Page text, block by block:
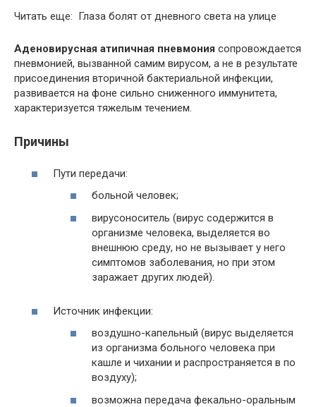
Читать еще: Глаза болят от дневного света на улице
Аденовирусная атипичная пневмония сопровождается
пневмонией, вызванной самим вирусом, а не в результате
присоединения вторичной бактериальной инфекции,
развивается на фоне сильно сниженного иммунитета,
характеризуется тяжелым течением.
Причины
Пути передачи:
больной человек;
вирусоноситель (вирус содержится в
организме человека, выделяется во
внешнюю среду, но не вызывает у него
симптомов заболевания, но при этом
заражает других людей).
Источник инфекции:
воздушно-капельный (вирус выделяется
из организма больного человека при
кашле и чихании и распространяется в по
воздуху);
возможна передача фекально-оральным